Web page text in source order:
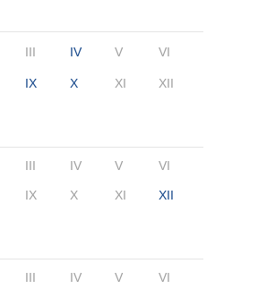
III IV V VI
IX X XI XII
III IV V VI
IX X XI XII
III IV V
VI